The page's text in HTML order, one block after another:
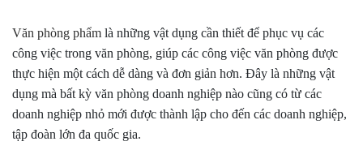
Văn phòng phẩm là những vật dụng cần thiết để phục vụ các
công việc trong văn phòng, giúp các công việc văn phòng được
thực hiện một cách dễ dàng và đơn giản hơn. Đây là những vật
dụng mà bất kỳ văn phòng doanh nghiệp nào cũng có từ các
doanh nghiệp nhỏ mới được thành lập cho đến các doanh nghiệp,
tập đoàn lớn đa quốc gia.